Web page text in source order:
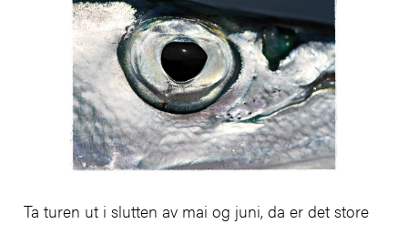
Ta turen ut i slutten av mai og juni, da er det store